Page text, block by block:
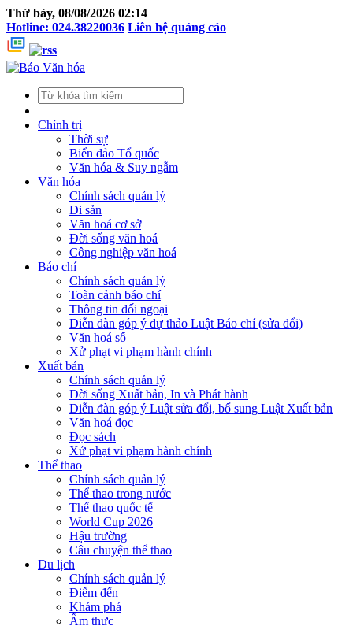
Thứ bảy, 08/08/2026 02:14
Hotline: 024.38220036 Liên hệ quảng cáo
Chính trị
Thời sự
Biển đảo Tổ quốc
Văn hóa & Suy ngẫm
Văn hóa
Chính sách quản lý
Di sản
Văn hoá cơ sở
Đời sống văn hoá
Công nghiệp văn hoá
Báo chí
Chính sách quản lý
Toàn cảnh báo chí
Thông tin đối ngoại
Diễn đàn góp ý dự thảo Luật Báo chí (sửa đổi)
Văn hoá số
Xử phạt vi phạm hành chính
Xuất bản
Chính sách quản lý
Đời sống Xuất bản, In và Phát hành
Diễn đàn góp ý Luật sửa đổi, bổ sung Luật Xuất bản
Văn hoá đọc
Đọc sách
Xử phạt vi phạm hành chính
Thể thao
Chính sách quản lý
Thể thao trong nước
Thể thao quốc tế
World Cup 2026
Hậu trường
Câu chuyện thể thao
Du lịch
Chính sách quản lý
Điểm đến
Khám phá
Ẩm thực